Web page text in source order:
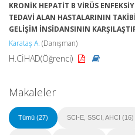
KRONİK HEPATİT B VİRÜS
TEDAVİ ALAN HASTALARININ
GELİŞİM İNSİDANSININ
Karataş A. (Danışman)
H.CİHAD(Öğrenci)
Makaleler
Tümü (27) SCI-E, SSCI, AHCI (16)